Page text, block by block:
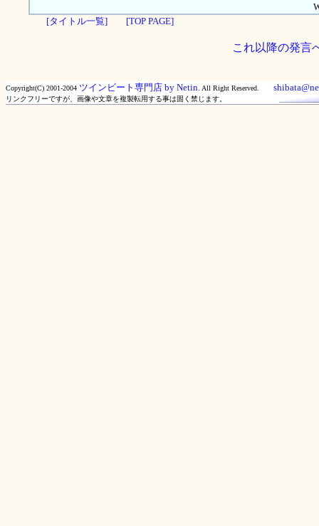
[タイトル一覧]
[TOP PAGE]
これ以降の発言
Copyright(C) 2001-2004 ツインビート専門店 by Netin. All Right Reserved.
リンクフリーですが、画像や文章を複製転用する事は固く禁じます。